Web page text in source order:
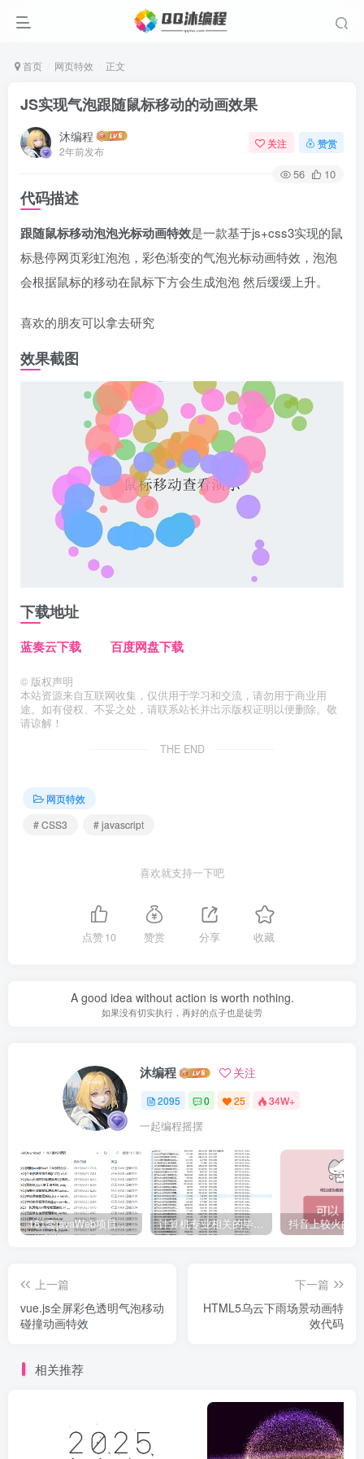
首页 网页特效 正文
JS实现气泡跟随鼠标移动的动画效果
沐编程
2年前发布
关注 赞赏
56 10
代码描述
跟随鼠标移动泡泡光标动画特效是一款基于js+css3实现的鼠
标悬停网页彩虹泡泡，彩色渐变的气泡光标动画特效，泡泡
会根据鼠标的移动在鼠标下方会生成泡泡 然后缓缓上升。
喜欢的朋友可以拿去研究
效果截图
下载地址
蓝奏云下载 百度网盘下载
© 版权声明
本站资源来自互联网收集，仅供用于学习和交流，请勿用于商业用
途。如有侵权、不妥之处，请联系站长并出示版权证明以便删除。敬
请谅解！
THE END
网页特效
# CSS3
# javascript
喜欢就支持一下吧
点赞10 赞赏 分享 收藏
A good idea without action is worth nothing.
如果没有切实执行，再好的点子也是徒劳
沐编程 关注
2095 0 25 34W+
一起编程摇摆
161套javaWeb项目源码免费分享 计算机专业相关的毕业设计论文合集免费下载
上一篇
vue.js全屏彩色透明气泡移动
碰撞动画特效
下一篇
HTML5乌云下雨场景动画特
效代码
相关推荐